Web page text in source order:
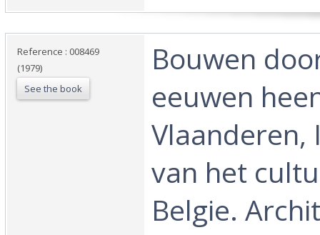
Reference : 008469
(1979)
See the book
‎Bouwen
eeuwen
Vlaanderen,
van het
Belgie.